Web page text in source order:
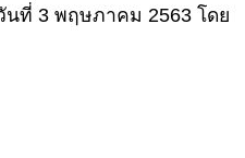
นที่ 3 พฤษภาคม 2563 โดย